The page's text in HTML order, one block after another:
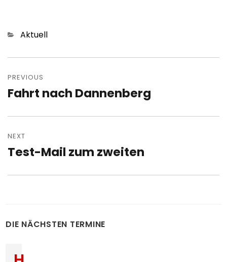
Categories
Aktuell
navigation
PREVIOUS
Previous
Fahrt nach Dannenberg
NEXT
Next
Test-Mail zum zweiten
DIE NÄCHSTEN TERMINE